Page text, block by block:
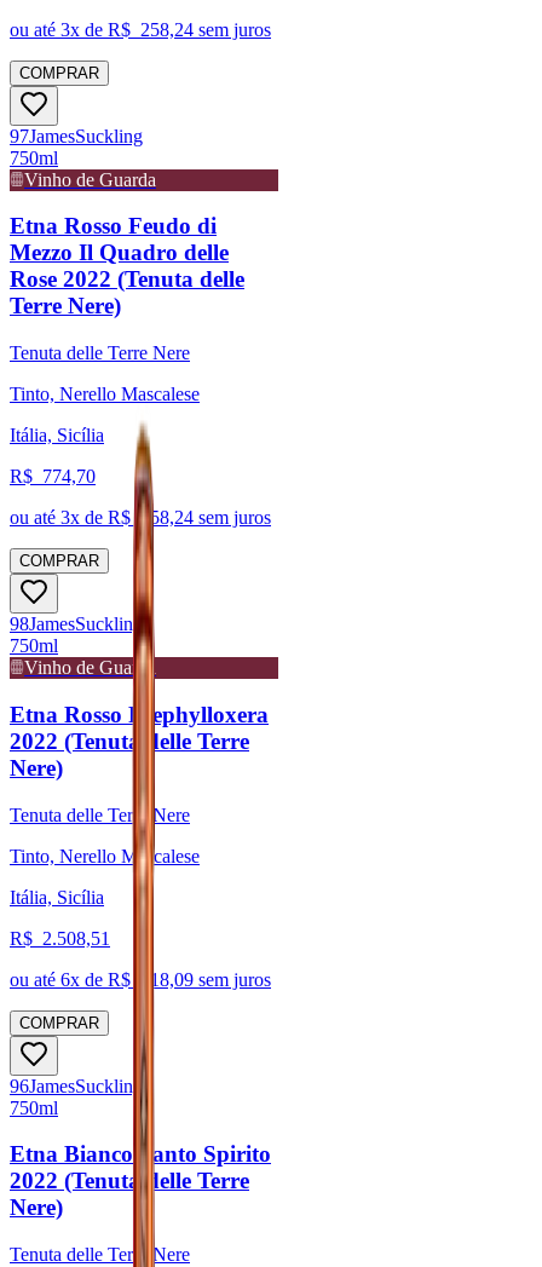
ou até 3x de R$ 258,24 sem juros
COMPRAR
97JamesSuckling
750ml
Vinho de Guarda
Etna Rosso Feudo di
Mezzo Il Quadro delle
Rose 2022 (Tenuta delle
Terre Nere)
Tenuta delle Terre Nere
Tinto, Nerello Mascalese
Itália, Sicília
R$ 774,70
ou até 3x de R$ 258,24 sem juros
COMPRAR
98JamesSuckling
750ml
Vinho de Guarda
Etna Rosso Prephylloxera
2022 (Tenuta delle Terre
Nere)
Tenuta delle Terre Nere
Tinto, Nerello Mascalese
Itália, Sicília
R$ 2.508,51
ou até 6x de R$ 418,09 sem juros
COMPRAR
96JamesSuckling
750ml
Etna Bianco Santo Spirito
2022 (Tenuta delle Terre
Nere)
Tenuta delle Terre Nere